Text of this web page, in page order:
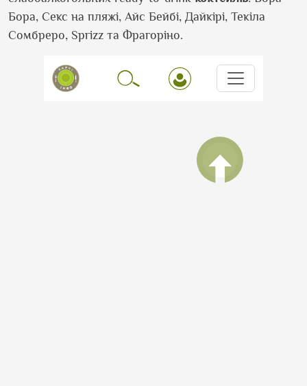
Бора, Секс на пляжі, Айс Бейбі, Дайкірі, Текіла
Сомбреро, Sprizz та Фрагоріно.